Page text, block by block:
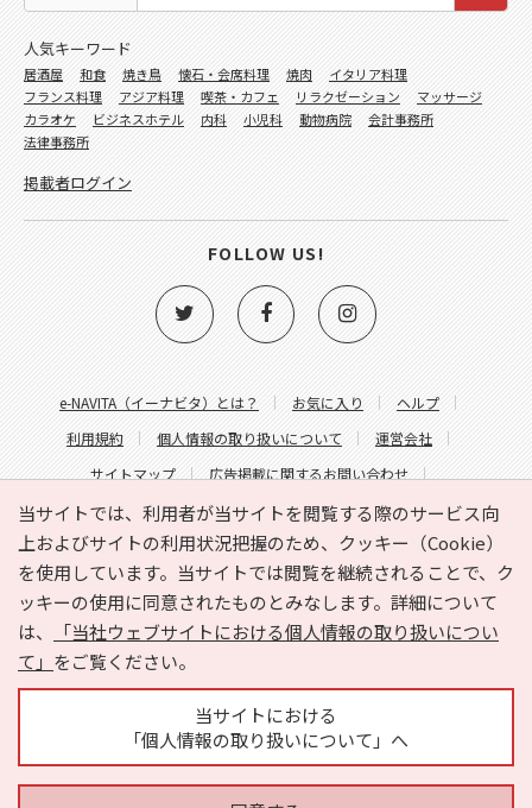
当サイトでは、利用者が当サイトを閲覧する際のサービス向
上およびサイトの利用状況把握のため、クッキー（Cookie）
を使用しています。当サイトでは閲覧を継続されることで、ク
ッキーの使用に同意されたものとみなします。詳細について
は、
「当社ウェブサイトにおける個人情報の取り扱いについ
て」 をご覧ください。
当サイトにおける
「個人情報の取り扱いについて」へ
e-NAVITA（イーナビタ）とは？ お気に入り
ヘルプ
利用規約
個人情報の取り扱いについて
運営会社
サイトマップ
広告掲載に関するお問い合わせ
サイトの内容に関するお問い合わせ
人気キーワード
居酒屋 和食 焼き鳥 懐石・会席料理 焼肉
イタリア料理
フランス料理
アジア料理 喫茶・カフェ リラクゼーション
マッサージ
カラオケ
ビジネスホテル 内科 小児科 動物病院
会計事務所
法律事務所
掲載者ログイン
FOLLOW US!
Copyright © HYOJITO.Co.,Ltd. All Rights Reserved.